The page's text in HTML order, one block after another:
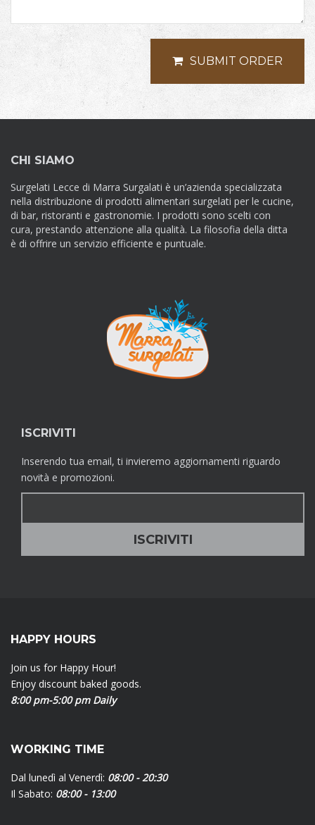
SUBMIT ORDER
CHI SIAMO
Surgelati Lecce di Marra Surgalati è un’azienda specializzata
nella distribuzione di prodotti alimentari surgelati per le cucine,
di bar, ristoranti e gastronomie. I prodotti sono scelti con
cura, prestando attenzione alla qualità. La filosofia della ditta
è di offrire un servizio efficiente e puntuale.
ISCRIVITI
Inserendo tua email, ti invieremo aggiornamenti riguardo
novità e promozioni.
HAPPY HOURS
Join us for Happy Hour!
Enjoy discount baked goods.
8:00 pm-5:00 pm Daily
WORKING TIME
Dal lunedì al Venerdì: 08:00 - 20:30
Il Sabato: 08:00 - 13:00